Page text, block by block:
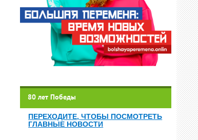
80 лет Победы
ПЕРЕХОДИТЕ, ЧТОБЫ ПОСМОТРЕТЬ
ГЛАВНЫЕ НОВОСТИ